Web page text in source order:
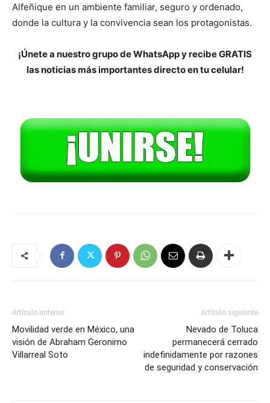
Alfeñique en un ambiente familiar, seguro y ordenado,
donde la cultura y la convivencia sean los protagonistas.
¡Únete a nuestro grupo de WhatsApp y recibe GRATIS
las noticias más importantes directo en tu celular!
Artículo anterior
Movilidad verde en México, una
visión de Abraham Geronimo
Villarreal Soto
Artículo siguiente
Nevado de Toluca
permanecerá cerrado
indefinidamente por razones
de seguridad y conservación